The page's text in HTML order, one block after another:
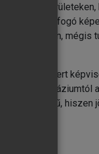
laknak e területeken,
teljes, átfogó
érthetően, mégis
is elismert
a gimnáziumtól
mű, hiszen